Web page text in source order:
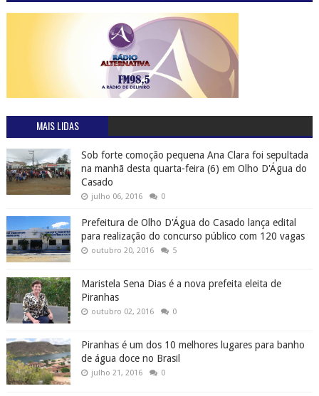
MAIS LIDAS
Sob forte comoção pequena Ana Clara foi sepultada
na manhã desta quarta-feira (6) em Olho D'Água do
Casado
julho 06, 2016 0
Prefeitura de Olho D'Água do Casado lança edital
para realização do concurso público com 120 vagas
outubro 20, 2016 5
Maristela Sena Dias é a nova prefeita eleita de
Piranhas
outubro 02, 2016 0
Piranhas é um dos 10 melhores lugares para banho
de água doce no Brasil
julho 21, 2016 0